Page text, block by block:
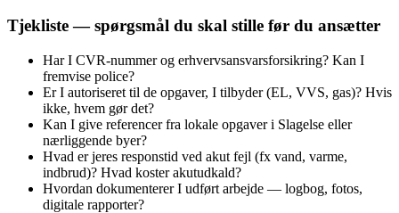
Tjekliste — spørgsmål du skal stille før du ansætter
Har I CVR‑nummer og erhvervsansvarsforsikring? Kan I
fremvise police?
Er I autoriseret til de opgaver, I tilbyder (EL, VVS, gas)? Hvis
ikke, hvem gør det?
Kan I give referencer fra lokale opgaver i Slagelse eller
nærliggende byer?
Hvad er jeres responstid ved akut fejl (fx vand, varme,
indbrud)? Hvad koster akutudkald?
Hvordan dokumenterer I udført arbejde — logbog, fotos,
digitale rapporter?